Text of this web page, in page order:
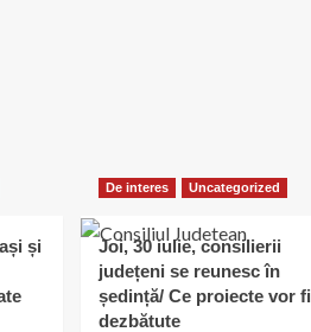
și
De interes Uncategorized
Joi, 30 iulie, consilierii
județeni se reunesc în
ședință/ Ce proiecte vor fi
dezbătute